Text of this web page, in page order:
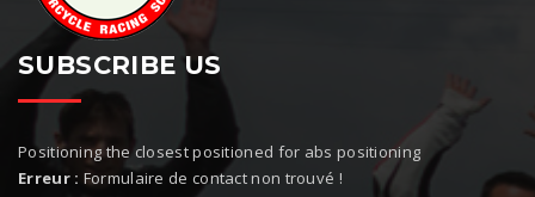
SUBSCRIBE US
Positioning the closest positioned for abs positioning
Erreur : Formulaire de contact non trouvé !